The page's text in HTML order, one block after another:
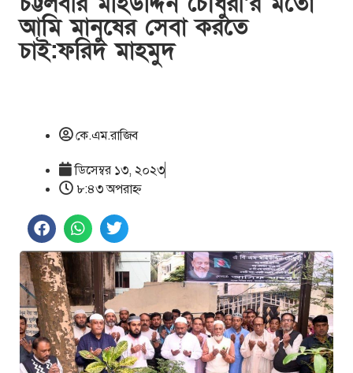
আমি মানুষের সেবা করতে
চাই:ফরিদ মাহমুদ
কে.এম.রাজিব
ডিসেম্বর ১৩, ২০২৩
৮:৪৩ অপরাহ্ণ